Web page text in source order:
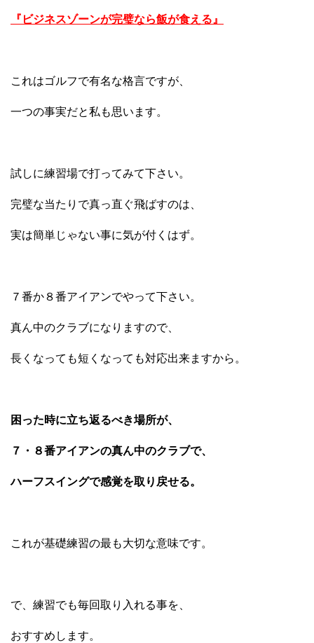
『ビジネスゾーンが完璧なら飯が食える』
これはゴルフで有名な格言ですが、
一つの事実だと私も思います。
試しに練習場で打ってみて下さい。
完璧な当たりで真っ直ぐ飛ばすのは、
実は簡単じゃない事に気が付くはず。
７番か８番アイアンでやって下さい。
真ん中のクラブになりますので、
長くなっても短くなっても対応出来ますから。
困った時に立ち返るべき場所が、
７・８番アイアンの真ん中のクラブで、
ハーフスイングで感覚を取り戻せる。
これが基礎練習の最も大切な意味です。
で、練習でも毎回取り入れる事を、
おすすめします。